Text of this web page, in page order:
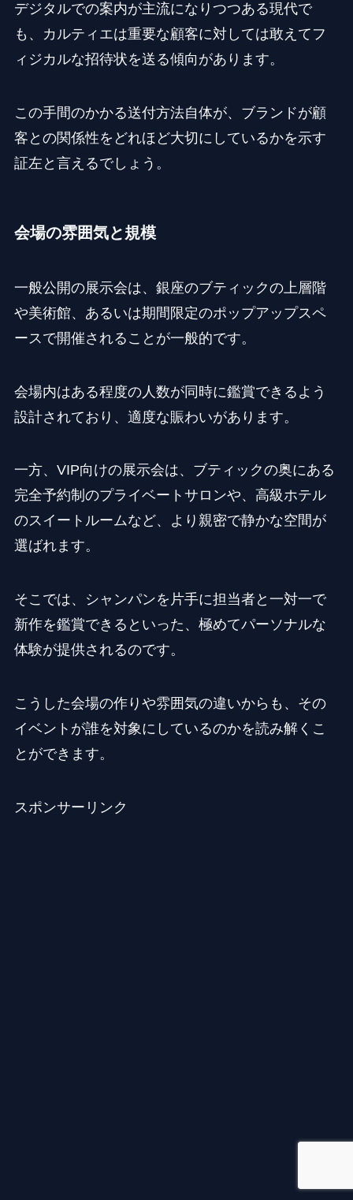
デジタルでの案内が主流になりつつある現代で
も、カルティエは重要な顧客に対しては敢えてフ
ィジカルな招待状を送る傾向があります。
この手間のかかる送付方法自体が、ブランドが顧
客との関係性をどれほど大切にしているかを示す
証左と言えるでしょう。
会場の雰囲気と規模
一般公開の展示会は、銀座のブティックの上層階
や美術館、あるいは期間限定のポップアップスペ
ースで開催されることが一般的です。
会場内はある程度の人数が同時に鑑賞できるよう
設計されており、適度な賑わいがあります。
一方、VIP向けの展示会は、ブティックの奥にある
完全予約制のプライベートサロンや、高級ホテル
のスイートルームなど、より親密で静かな空間が
選ばれます。
そこでは、シャンパンを片手に担当者と一対一で
新作を鑑賞できるといった、極めてパーソナルな
体験が提供されるのです。
こうした会場の作りや雰囲気の違いからも、その
イベントが誰を対象にしているのかを読み解くこ
とができます。
スポンサーリンク